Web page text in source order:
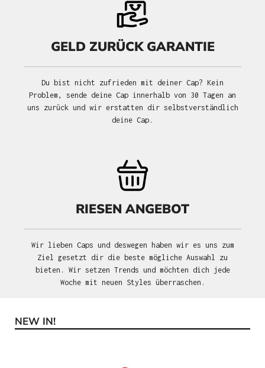
GELD ZURÜCK GARANTIE
Du bist nicht zufrieden mit deiner Cap? Kein
Problem, sende deine Cap innerhalb von 30 Tagen an
uns zurück und wir erstatten dir selbstverständlich
deine Cap.
RIESEN ANGEBOT
Wir lieben Caps und deswegen haben wir es uns zum
Ziel gesetzt dir die beste mögliche Auswahl zu
bieten. Wir setzen Trends und möchten dich jede
Woche mit neuen Styles überraschen.
Produktgalerie überspringen
NEW IN!